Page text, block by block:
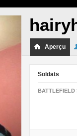
Aperçu
Soldats
BATTLEFIELD